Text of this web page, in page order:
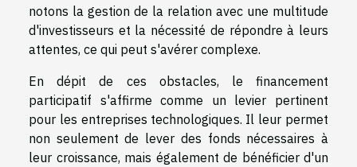
notons la gestion de la relation avec une multitude
d'investisseurs et la nécessité de répondre à leurs
attentes, ce qui peut s'avérer complexe.
En dépit de ces obstacles, le financement
participatif s'affirme comme un levier pertinent
pour les entreprises technologiques. Il leur permet
non seulement de lever des fonds nécessaires à
leur croissance, mais également de bénéficier d'un